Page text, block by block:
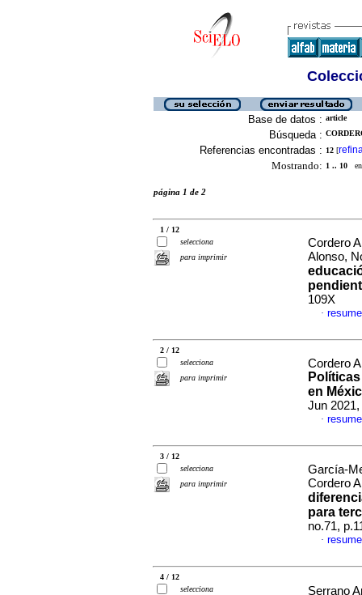
Base de datos : article
Búsqueda :
Referencias encontradas : 12 [
Mostrando: 1 .. 10 en
página 1 de 2
1 / 12
selecciona
para imprimir
Cordero
Alonso,
109X
·
2 / 12
selecciona
para imprimir
Cordero
en
Jun
·
3 / 12
selecciona
para imprimir
García-
Cordero
para
no.71,
·
4 / 12
selecciona
Serrano